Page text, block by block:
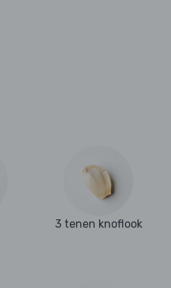
3 tenen knoflook